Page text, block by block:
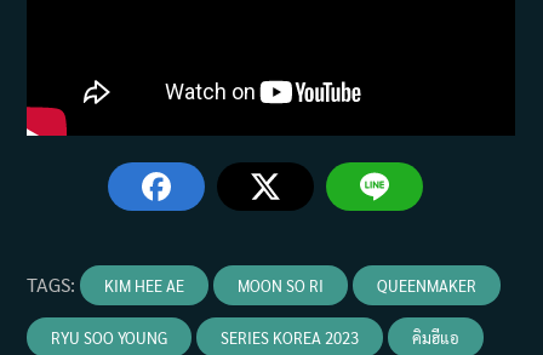
TAGS: KIM HEE AE MOON SO RI QUEENMAKER
RYU SOO YOUNG SERIES KOREA 2023 คิมฮีแอ